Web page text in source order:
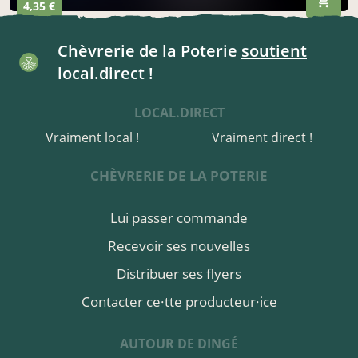
4,35 €
Chèvrerie de la Poterie soutient
local.direct !
LOCAL.DIRECT
Vraiment local !
Vraiment direct !
CHÈVRERIE DE LA POTERIE
Lui passer commande
Recevoir ses nouvelles
Distribuer ses flyers
Contacter ce·tte producteur·ice
AUTOUR DE DINGÉ